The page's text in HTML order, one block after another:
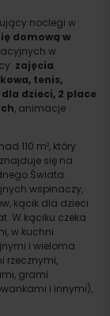
noclegi w
domową w
w
zajęcia
tenis,
dzieci, 2 place
, animacje
110 m², który
się na
Świata.
wspinaczy,
kącik dla dzieci
W kąciku czeka
w kuchni
i wieloma
rzecznymi,
grami
i innymi),